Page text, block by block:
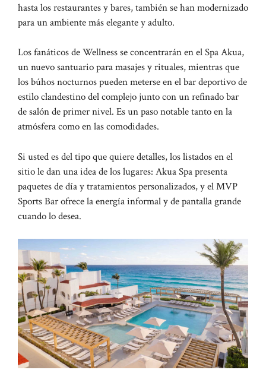
hasta los restaurantes y bares, también se han modernizado
para un ambiente más elegante y adulto.
Los fanáticos de Wellness se concentrarán en el Spa Akua,
un nuevo santuario para masajes y rituales, mientras que
los búhos nocturnos pueden meterse en el bar deportivo de
estilo clandestino del complejo junto con un refinado bar
de salón de primer nivel. Es un paso notable tanto en la
atmósfera como en las comodidades.
Si usted es del tipo que quiere detalles, los listados en el
sitio le dan una idea de los lugares: Akua Spa presenta
paquetes de día y tratamientos personalizados, y el MVP
Sports Bar ofrece la energía informal y de pantalla grande
cuando lo desea.